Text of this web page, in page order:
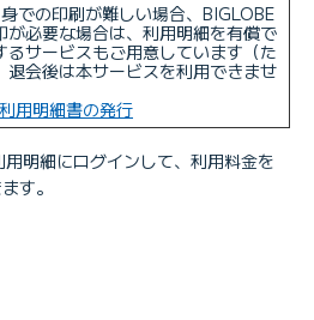
での印刷が難しい場合、BIGLOBE
が必要な場合は、利用明細を有償で
るサービスもご用意しています（た
退会後は本サービスを利用できませ
利用明細書の発行
明細にログインして、利用料金を
す。